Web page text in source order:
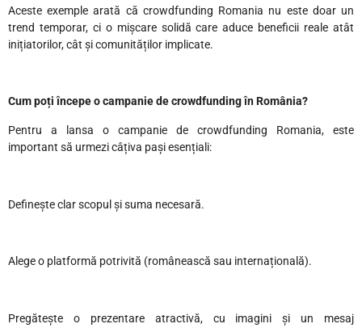
Aceste exemple arată că crowdfunding Romania nu este doar un
trend temporar, ci o mișcare solidă care aduce beneficii reale atât
inițiatorilor, cât și comunităților implicate.
Cum poți începe o campanie de crowdfunding în România?
Pentru a lansa o campanie de crowdfunding Romania, este
important să urmezi câțiva pași esențiali:
Definește clar scopul și suma necesară.
Alege o platformă potrivită (românească sau internațională).
Pregătește o prezentare atractivă, cu imagini și un mesaj